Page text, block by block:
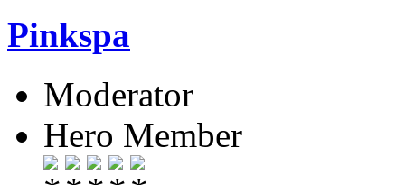
Pinkspa
Moderator
Hero Member